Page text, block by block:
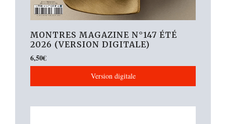
MONTRES MAGAZINE N°147 ÉTÉ
2026 (VERSION DIGITALE)
6,50€